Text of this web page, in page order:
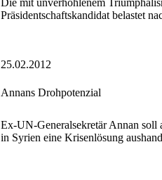
Die mit unverhohlenem
Präsidentschaftskandidat belastet
25.02.2012
Annans Drohpotenzial
Ex-UN-Generalsekretär Annan soll
in Syrien eine Krisenlösung